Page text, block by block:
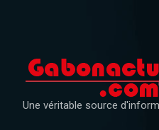
Une véritable source